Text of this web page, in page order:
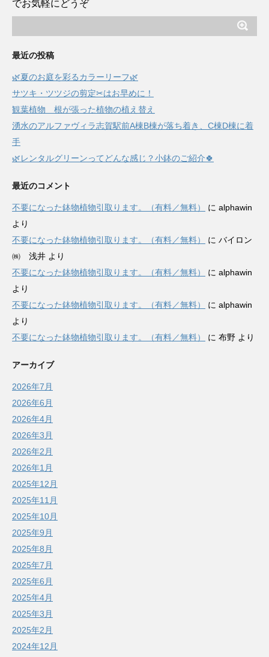
でお気軽にどうぞ
最近の投稿
🌿夏のお庭を彩るカラーリーフ🌿
サツキ・ツツジの剪定✂はお早めに！
観葉植物 根が張った植物の植え替え
湧水のアルファヴィラ志賀駅前A棟B棟が落ち着き、C棟D棟に着
手
🌿レンタルグリーンってどんな感じ？小鉢のご紹介🍀
最近のコメント
不要になった鉢物植物引取ります。（有料／無料） に alphawin
より
不要になった鉢物植物引取ります。（有料／無料）
に バイロン
㈱ 浅井 より
不要になった鉢物植物引取ります。（有料／無料）
に alphawin
より
不要になった鉢物植物引取ります。（有料／無料）
に alphawin
より
不要になった鉢物植物引取ります。（有料／無料）
に 布野 より
アーカイブ
2026年7月
2026年6月
2026年4月
2026年3月
2026年2月
2026年1月
2025年12月
2025年11月
2025年10月
2025年9月
2025年8月
2025年7月
2025年6月
2025年4月
2025年3月
2025年2月
2024年12月